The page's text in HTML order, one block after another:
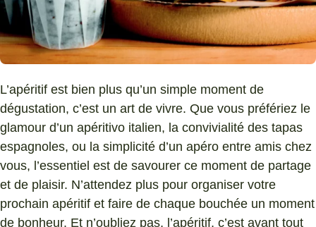
L’apéritif est bien plus qu’un simple moment de
dégustation, c’est un art de vivre. Que vous préfériez le
glamour d’un apéritivo italien, la convivialité des tapas
espagnoles, ou la simplicité d’un apéro entre amis chez
vous, l’essentiel est de savourer ce moment de partage
et de plaisir. N’attendez plus pour organiser votre
prochain apéritif et faire de chaque bouchée un moment
de bonheur. Et n’oubliez pas, l’apéritif, c’est avant tout